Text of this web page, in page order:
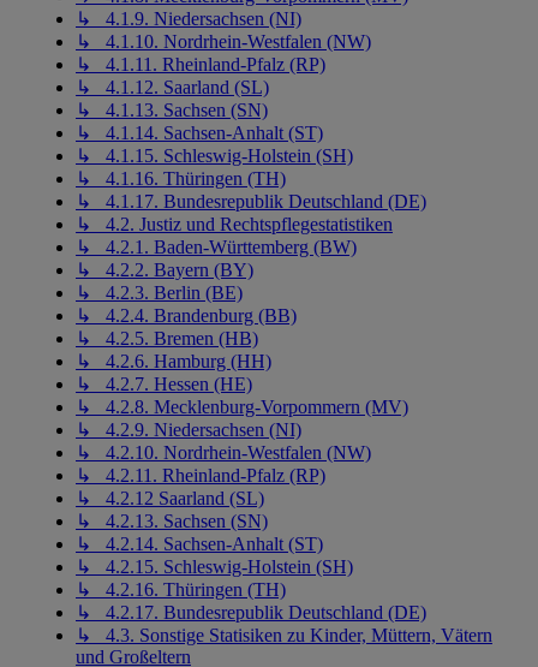
↳ 4.1.9. Niedersachsen (NI)
↳ 4.1.10. Nordrhein-Westfalen (NW)
↳ 4.1.11. Rheinland-Pfalz (RP)
↳ 4.1.12. Saarland (SL)
↳ 4.1.13. Sachsen (SN)
↳ 4.1.14. Sachsen-Anhalt (ST)
↳ 4.1.15. Schleswig-Holstein (SH)
↳ 4.1.16. Thüringen (TH)
↳ 4.1.17. Bundesrepublik Deutschland (DE)
↳ 4.2. Justiz und Rechtspflegestatistiken
↳ 4.2.1. Baden-Württemberg (BW)
↳ 4.2.2. Bayern (BY)
↳ 4.2.3. Berlin (BE)
↳ 4.2.4. Brandenburg (BB)
↳ 4.2.5. Bremen (HB)
↳ 4.2.6. Hamburg (HH)
↳ 4.2.7. Hessen (HE)
↳ 4.2.8. Mecklenburg-Vorpommern (MV)
↳ 4.2.9. Niedersachsen (NI)
↳ 4.2.10. Nordrhein-Westfalen (NW)
↳ 4.2.11. Rheinland-Pfalz (RP)
↳ 4.2.12 Saarland (SL)
↳ 4.2.13. Sachsen (SN)
↳ 4.2.14. Sachsen-Anhalt (ST)
↳ 4.2.15. Schleswig-Holstein (SH)
↳ 4.2.16. Thüringen (TH)
↳ 4.2.17. Bundesrepublik Deutschland (DE)
↳ 4.3. Sonstige Statisiken zu Kinder, Müttern, Vätern
und Großeltern